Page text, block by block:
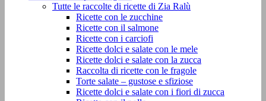
Tutte le raccolte di ricette di Zia Ralù
Ricette con le zucchine
Ricette con il salmone
Ricette con i carciofi
Ricette dolci e salate con le mele
Ricette dolci e salate con la zucca
Raccolta di ricette con le fragole
Torte salate – gustose e sfiziose
Ricette dolci e salate con i fiori di zucca